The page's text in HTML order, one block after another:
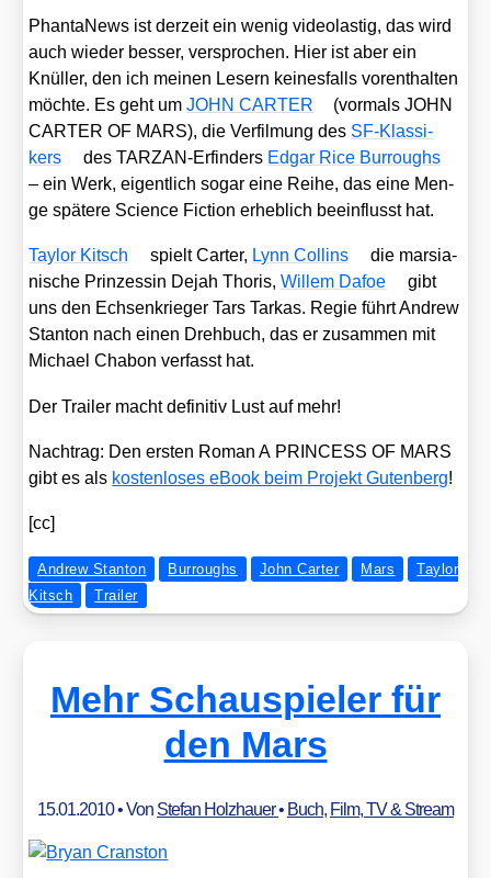
Phan­ta­News ist der­zeit ein wenig video­las­tig, das wird
auch wie­der bes­ser, ver­spro­chen. Hier ist aber ein
Knül­ler, den ich mei­nen Lesern kei­nes­falls vor­ent­hal­ten
möch­te. Es geht umJOHN CARTER
(vor­mals JOHN
CARTER OF MARS), die Ver­fil­mung des SF-Klas­si­
kers
des TAR­ZAN-Erfin­ders Edgar Rice Bur­roughs
– ein Werk, eigent­lich sogar eine Rei­he, das eine Men­
ge spä­te­re Sci­ence Fic­tion erheb­lich beein­flusst hat.
Tay­lor Kitsch spielt Car­ter, Lynn Coll­ins
die mar­sia­
ni­sche Prin­zes­sin Dejah Tho­ris,Wil­lem Dafoe
gibt
uns den Ech­sen­krie­ger Tars Tar­kas. Regie führt Andrew
Stan­ton nach einen Dreh­buch, das er zusam­men mit
Micha­el Cha­b­on ver­fasst hat.
Der Trai­ler macht defi­ni­tiv Lust auf mehr!
Nach­trag: Den ers­ten Roman A PRINCESS OF MARS
gibt es als kos­ten­lo­ses eBook beim Pro­jekt Guten­berg!
[cc]
Andrew Stanton Burroughs John Carter Mars
Taylor
Kitsch
Trailer
Mehr Schauspieler für
den Mars
15.01.2010• Von Stefan Holzhauer• Buch, Film, TV & Stream